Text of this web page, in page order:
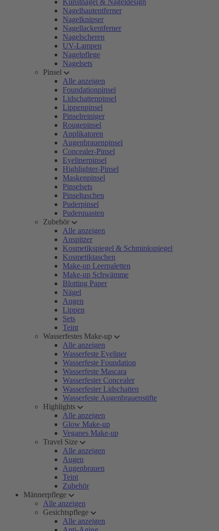
Kunstnägel & Nageldesign
Nagelhautentferner
Nagelknipser
Nagellackentferner
Nagelscheren
UV-Lampen
Nagelpflege
Nagelsets
Pinsel
Alle anzeigen
Foundationpinsel
Lidschattenpinsel
Lippenpinsel
Pinselreiniger
Rougepinsel
Applikatoren
Augenbrauenpinsel
Concealer-Pinsel
Eyelinerpinsel
Highlighter-Pinsel
Maskenpinsel
Pinselsets
Pinseltaschen
Puderpinsel
Puderquasten
Zubehör
Alle anzeigen
Anspitzer
Kosmetikspiegel & Schminkspiegel
Kosmetiktaschen
Make-up Leerpaletten
Make-up Schwämme
Blotting Paper
Nägel
Augen
Lippen
Sets
Teint
Wasserfestes Make-up
Alle anzeigen
Wasserfeste Eyeliner
Wasserfeste Foundation
Wasserfeste Mascara
Wasserfester Concealer
Wasserfester Lidschatten
Wasserfeste Augenbrauenstifte
Highlights
Alle anzeigen
Glow Make-up
Veganes Make-up
Travel Size
Alle anzeigen
Augen
Augenbrauen
Teint
Zubehör
Männerpflege
Alle anzeigen
Gesichtspflege
Alle anzeigen